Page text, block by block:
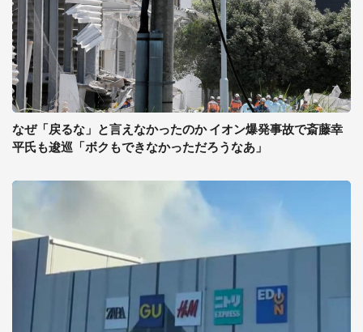
なぜ「戻るな」と言えなかったのか イオン爆発事故で斎藤幸
平氏も逡巡「ボクもできなかっただろうなあ」